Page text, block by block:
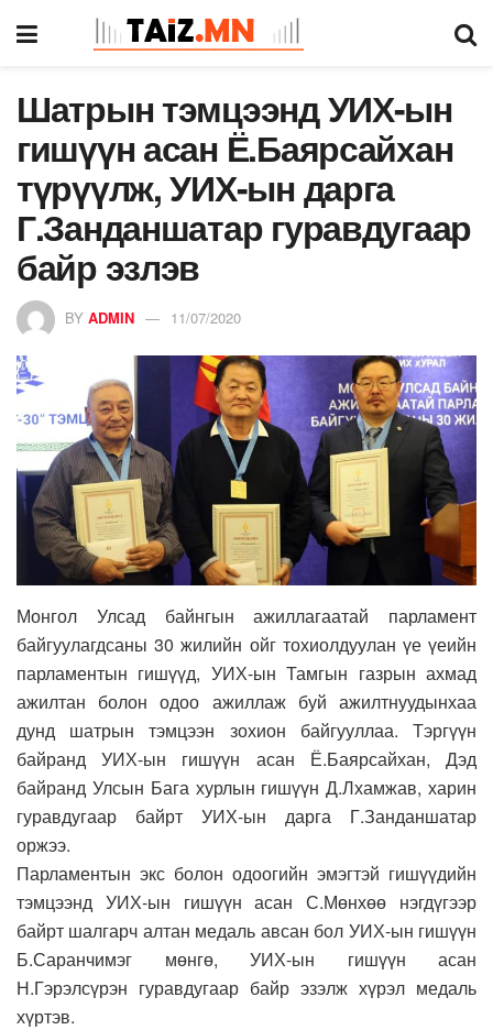
Шатрын тэмцээнд УИХ-ын
гишүүн асан Ё.Баярсайхан
түрүүлж, УИХ-ын дарга
Г.Занданшатар гуравдугаар
байр эзлэв
BY ADMIN 11/07/2020
Монгол Улсад байнгын ажиллагаатай парламент
байгуулагдсаны 30 жилийн ойг тохиолдуулан үе үеийн
парламентын гишүүд, УИХ-ын Тамгын газрын ахмад
ажилтан болон одоо ажиллаж буй ажилтнуудынхаа
дунд шатрын тэмцээн зохион байгууллаа. Тэргүүн
байранд УИХ-ын гишүүн асан Ё.Баярсайхан, Дэд
байранд Улсын Бага хурлын гишүүн Д.Лхамжав, харин
гуравдугаар байрт УИХ-ын дарга Г.Занданшатар
оржээ.
Парламентын экс болон одоогийн эмэгтэй гишүүдийн
тэмцээнд УИХ-ын гишүүн асан С.Мөнхөө нэгдүгээр
байрт шалгарч алтан медаль авсан бол УИХ-ын гишүүн
Б.Саранчимэг мөнгө, УИХ-ын гишүүн асан
Н.Гэрэлсүрэн гуравдугаар байр эзэлж хүрэл медаль
хүртэв.